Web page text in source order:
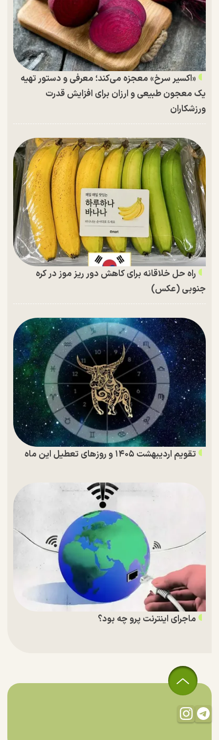
«اکسیر سرخ» معجزه می‌کند؛ معرفی و دستور تهیه
یک معجون طبیعی و ارزان برای افزایش قدرت
ورزشکاران
راه حل خلاقانه برای کاهش دور ریز موز در کره
جنوبی (عکس)
تقویم اردیبهشت ۱۴۰۵ و روز‌های تعطیل این ماه
ماجرای اینترنت پرو چه بود؟